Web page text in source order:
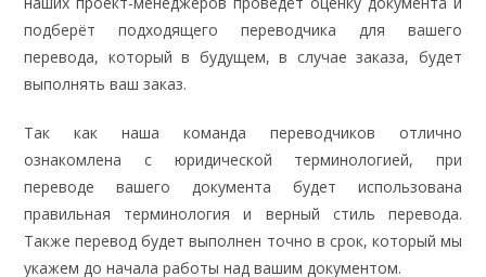
подберёт подходящего переводчика для вашего
перевода, который в будущем, в случае заказа, будет
выполнять ваш заказ.
Так как наша команда переводчиков отлично
ознакомлена с юридической терминологией, при
переводе вашего документа будет использована
правильная терминология и верный стиль перевода.
Также перевод будет выполнен точно в срок, который мы
укажем до начала работы над вашим документом.